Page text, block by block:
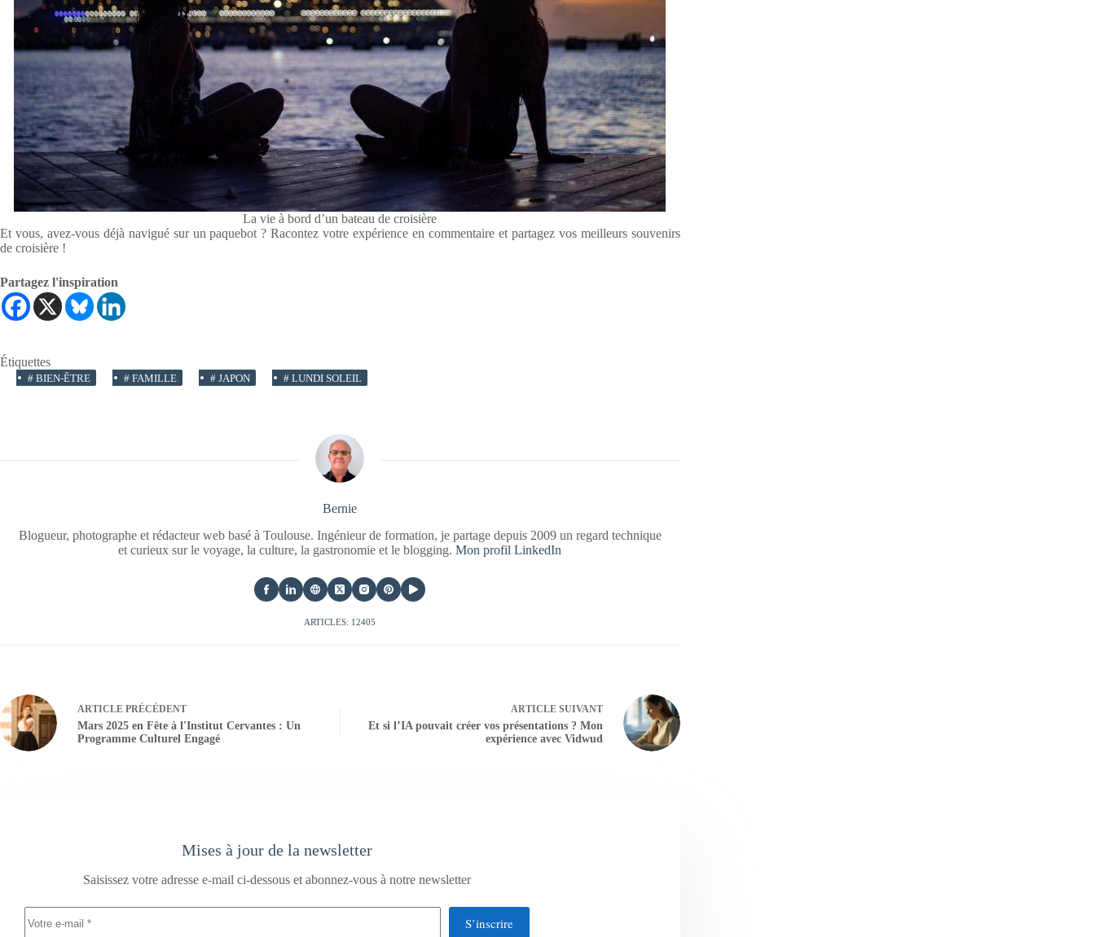
La vie à bord d’un bateau de croisière
Et vous, avez-vous déjà navigué sur un paquebot ? Racontez votre expérience en commentaire et partagez vos meilleurs souvenirs
de croisière !
Partagez l'inspiration
Étiquettes
# BIEN-ÊTRE # FAMILLE # JAPON # LUNDI SOLEIL
Bernie
Blogueur, photographe et rédacteur web basé à Toulouse. Ingénieur de formation, je partage depuis 2009 un regard technique
et curieux sur le voyage, la culture, la gastronomie et le blogging.Mon profil LinkedIn
ARTICLES: 12405
ARTICLE PRÉCÉDENT
Mars 2025 en Fête à l'Institut Cervantes : Un
Programme Culturel Engagé
ARTICLESUIVANT
Et si l’IA pouvait créer vos présentations ? Mon
expérience avec Vidwud
Mises à jour de la newsletter
Saisissez votre adresse e-mail ci-dessous et abonnez-vous à notre newsletter
S’inscrire